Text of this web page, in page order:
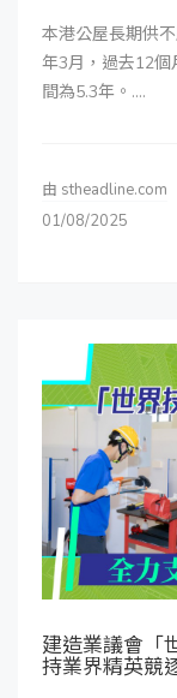
本港公屋長期供
年3月，過去12
間為5.3年。....
由 stheadline.com
01/08/2025
建造業議會「
持業界精英競